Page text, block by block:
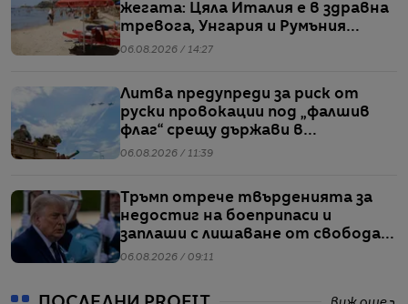
жегата: Цяла Италия е в здравна
тревога, Унгария и Румъния
пестят електричество
06.08.2026 / 14:27
Литва предупреди за риск от
руски провокации под „фалшив
флаг“ срещу държави в
Балтийския регион
06.08.2026 / 11:39
Тръмп отрече твърденията за
недостиг на боеприпаси и
заплаши с лишаване от свобода
хората, които разпространяват
06.08.2026 / 09:11